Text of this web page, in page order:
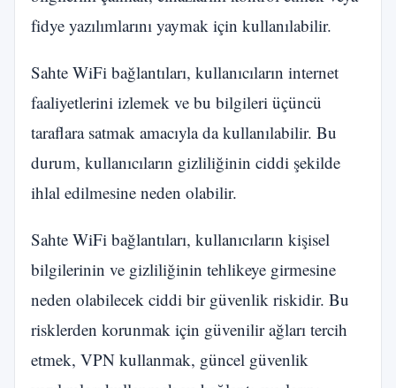
fidye yazılımlarını yaymak için kullanılabilir.
Sahte WiFi bağlantıları, kullanıcıların internet
faaliyetlerini izlemek ve bu bilgileri üçüncü
taraflara satmak amacıyla da kullanılabilir. Bu
durum, kullanıcıların gizliliğinin ciddi şekilde
ihlal edilmesine neden olabilir.
Sahte WiFi bağlantıları, kullanıcıların kişisel
bilgilerinin ve gizliliğinin tehlikeye girmesine
neden olabilecek ciddi bir güvenlik riskidir. Bu
risklerden korunmak için güvenilir ağları tercih
etmek, VPN kullanmak, güncel güvenlik